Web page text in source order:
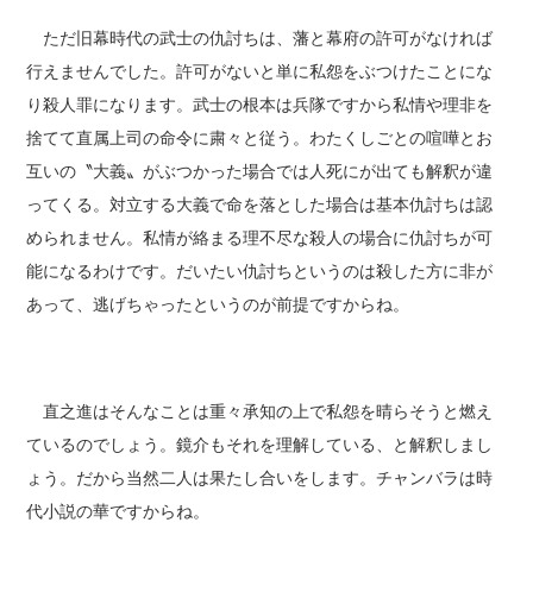
ただ旧幕時代の武士の仇討ちは、藩と幕府の許可がなければ
行えませんでした。許可がないと単に私怨をぶつけたことにな
り殺人罪になります。武士の根本は兵隊ですから私情や理非を
捨てて直属上司の命令に粛々と従う。わたくしごとの喧嘩とお
互いの〝大義〟がぶつかった場合では人死にが出ても解釈が違
ってくる。対立する大義で命を落とした場合は基本仇討ちは認
められません。私情が絡まる理不尽な殺人の場合に仇討ちが可
能になるわけです。だいたい仇討ちというのは殺した方に非が
あって、逃げちゃったというのが前提ですからね。
直之進はそんなことは重々承知の上で私怨を晴らそうと燃え
ているのでしょう。鏡介もそれを理解している、と解釈しまし
ょう。だから当然二人は果たし合いをします。チャンバラは時
代小説の華ですからね。